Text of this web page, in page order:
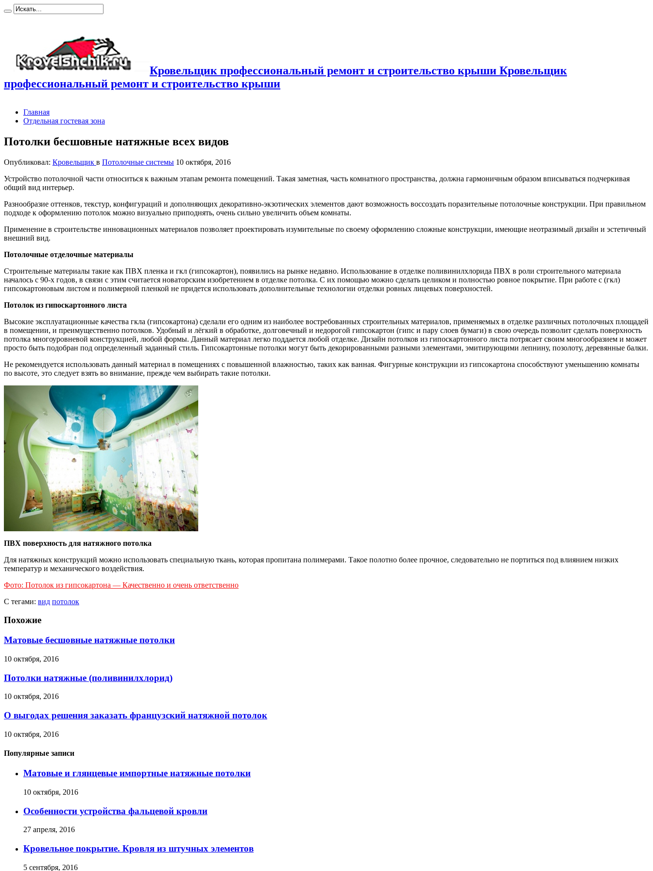
Кровельщик профессиональный ремонт и строительство крыши Кровельщик
профессиональный ремонт и строительство крыши
Главная
Отдельная гостевая зона
Потолки бесшовные натяжные всех видов
Опубликовал: Кровельщик в Потолочные системы 10 октября, 2016
Устройство потолочной части относиться к важным этапам ремонта помещений. Такая заметная, часть комнатного пространства, должна гармоничным образом вписываться подчеркивая
общий вид интерьер.
Разнообразие оттенков, текстур, конфигураций и дополняющих декоративно-экзотических элементов дают возможность воссоздать поразительные потолочные конструкции. При правильном
подходе к оформлению потолок можно визуально приподнять, очень сильно увеличить объем комнаты.
Применение в строительстве инновационных материалов позволяет проектировать изумительные по своему оформлению сложные конструкции, имеющие неотразимый дизайн и эстетичный
внешний вид.
Потолочные отделочные материалы
Строительные материалы такие как ПВХ пленка и гкл (гипсокартон), появились на рынке недавно. Использование в отделке поливинилхлорида ПВХ в роли строительного материала
началось с 90-х годов, в связи с этим считается новаторским изобретением в отделке потолка. С их помощью можно сделать целиком и полностью ровное покрытие. При работе с (гкл)
гипсокартоновым листом и полимерной пленкой не придется использовать дополнительные технологии отделки ровных лицевых поверхностей.
Потолок из гипоскартонного листа
Высокие эксплуатационные качества гкла (гипсокартона) сделали его одним из наиболее востребованных строительных материалов, применяемых в отделке различных потолочных площадей
в помещении, и преимущественно потолков. Удобный и лёгкий в обработке, долговечный и недорогой гипсокартон (гипс и пару слоев бумаги) в свою очередь позволит сделать поверхность
потолка многоуровневой конструкцией, любой формы. Данный материал легко поддается любой отделке. Дизайн потолков из гипоскартонного листа потрясает своим многообразием и может
просто быть подобран под определенный заданный стиль. Гипсокартонные потолки могут быть декорированными разными элементами, эмитирующими лепнину, позолоту, деревянные балки.
Не рекомендуется использовать данный материал в помещениях с повышенной влажностью, таких как ванная. Фигурные конструкции из гипсокартона способствуют уменьшению комнаты
по высоте, это следует взять во внимание, прежде чем выбирать такие потолки.
ПВХ поверхность для натяжного потолка
Для натяжных конструкций можно использовать специальную ткань, которая пропитана полимерами. Такое полотно более прочное, следовательно не портиться под влиянием низких
температур и механического воздействия.
Фото: Потолок из гипсокартона — Качественно и очень ответственно
С тегами: вид потолок
Похожие
Матовые бесшовные натяжные потолки
10 октября, 2016
Потолки натяжные (поливинилхлорид)
10 октября, 2016
О выгодах решения заказать французский натяжной потолок
10 октября, 2016
Популярные записи
Матовые и глянцевые импортные натяжные потолки
10 октября, 2016
Особенности устройства фальцевой кровли
27 апреля, 2016
Кровельное покрытие. Кровля из штучных элементов
5 сентября, 2016